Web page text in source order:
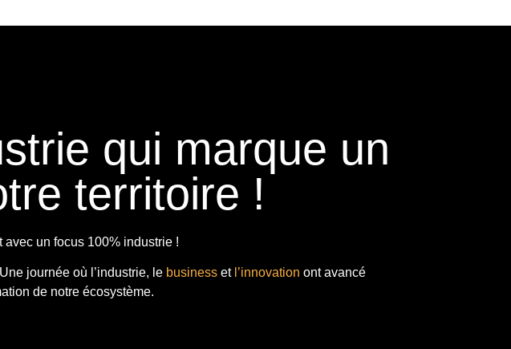
qui marque un
territoire !
avec un focus 100% industrie !
journée où l’industrie, le businesset l’innovation ont avancé
de notre écosystème.